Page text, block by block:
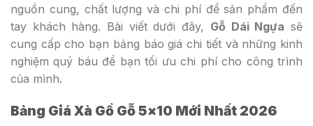
nguồn cung, chất lượng và chi phí để sản phẩm đến
tay khách hàng. Bài viết dưới đây, Gỗ Dái Ngựa sẽ
cung cấp cho bạn bảng báo giá chi tiết và những kinh
nghiệm quý báu để bạn tối ưu chi phí cho công trình
của mình.
Bảng Giá Xà Gồ Gỗ 5×10 Mới Nhất 2026